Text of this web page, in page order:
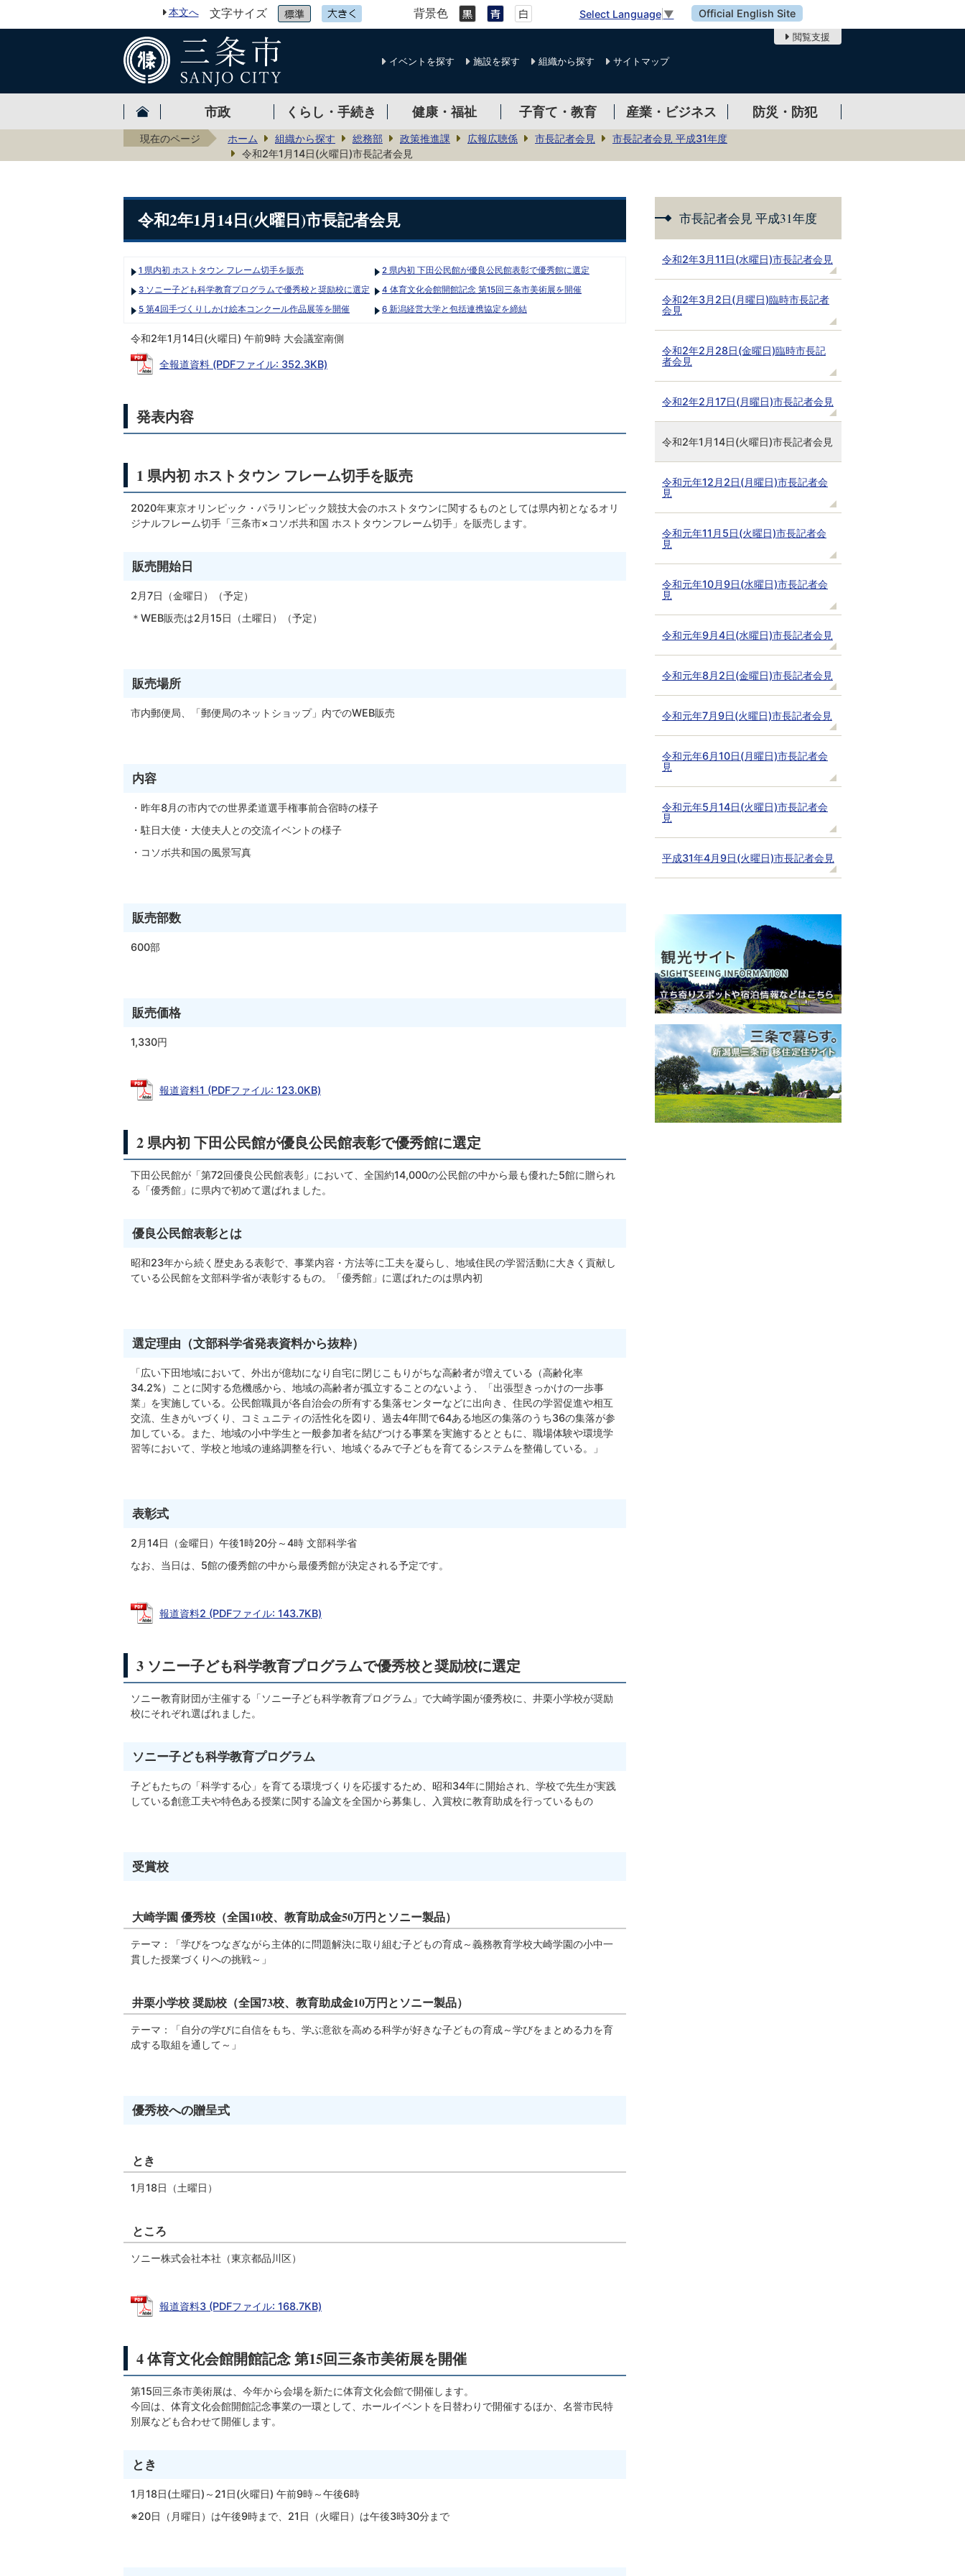
本文へ 文字サイズ 背景色 Select Language ▼ Official English Site
閲覧支援
イベントを探す 施設を探す 組織から探す サイトマップ
市政 くらし・手続き 健康・福祉 子育て・教育 産業・ビジネス 防災・防犯
現在のページ ホーム 組織から探す 総務部 政策推進課 広報広聴係 市長記者会見
市長記者会見 平成31年度
令和2年1月14日(火曜日)市長記者会見
令和2年1月14日(火曜日)市長記者会見
1 県内初 ホストタウン フレーム切手を販売
2 県内初 下田公民館が優良公民館表彰で優秀館に選定
3 ソニー子ども科学教育プログラムで優秀校と奨励校に選定
4 体育文化会館開館記念 第15回三条市美術展を開催
5 第4回手づくりしかけ絵本コンクール作品展等を開催
6 新潟経営大学と包括連携協定を締結
令和2年1月14日(火曜日) 午前9時 大会議室南側
全報道資料 (PDFファイル: 352.3KB)
発表内容
1 県内初 ホストタウン フレーム切手を販売
2020年東京オリンピック・パラリンピック競技大会のホストタウンに関するものとしては県内初となるオリ
ジナルフレーム切手「三条市×コソボ共和国 ホストタウンフレーム切手」を販売します。
販売開始日
2月7日（金曜日）（予定）
＊WEB販売は2月15日（土曜日）（予定）
販売場所
市内郵便局、「郵便局のネットショップ」内でのWEB販売
内容
・昨年8月の市内での世界柔道選手権事前合宿時の様子
・駐日大使・大使夫人との交流イベントの様子
・コソボ共和国の風景写真
販売部数
600部
販売価格
1,330円
報道資料1 (PDFファイル: 123.0KB)
2 県内初 下田公民館が優良公民館表彰で優秀館に選定
下田公民館が「第72回優良公民館表彰」において、全国約14,000の公民館の中から最も優れた5館に贈られ
る「優秀館」に県内で初めて選ばれました。
優良公民館表彰とは
昭和23年から続く歴史ある表彰で、事業内容・方法等に工夫を凝らし、地域住民の学習活動に大きく貢献し
ている公民館を文部科学省が表彰するもの。「優秀館」に選ばれたのは県内初
選定理由（文部科学省発表資料から抜粋）
「広い下田地域において、外出が億劫になり自宅に閉じこもりがちな高齢者が増えている（高齢化率
34.2%）ことに関する危機感から、地域の高齢者が孤立することのないよう、「出張型きっかけの一歩事
業」を実施している。公民館職員が各自治会の所有する集落センターなどに出向き、住民の学習促進や相互
交流、生きがいづくり、コミュニティの活性化を図り、過去4年間で64ある地区の集落のうち36の集落が参
加している。また、地域の小中学生と一般参加者を結びつける事業を実施するとともに、職場体験や環境学
習等において、学校と地域の連絡調整を行い、地域ぐるみで子どもを育てるシステムを整備している。」
表彰式
2月14日（金曜日）午後1時20分～4時 文部科学省
なお、当日は、5館の優秀館の中から最優秀館が決定される予定です。
報道資料2 (PDFファイル: 143.7KB)
3 ソニー子ども科学教育プログラムで優秀校と奨励校に選定
ソニー教育財団が主催する「ソニー子ども科学教育プログラム」で大崎学園が優秀校に、井栗小学校が奨励
校にそれぞれ選ばれました。
ソニー子ども科学教育プログラム
子どもたちの「科学する心」を育てる環境づくりを応援するため、昭和34年に開始され、学校で先生が実践
している創意工夫や特色ある授業に関する論文を全国から募集し、入賞校に教育助成を行っているもの
受賞校
大崎学園 優秀校（全国10校、教育助成金50万円とソニー製品）
テーマ：「学びをつなぎながら主体的に問題解決に取り組む子どもの育成～義務教育学校大崎学園の小中一
貫した授業づくりへの挑戦～」
井栗小学校 奨励校（全国73校、教育助成金10万円とソニー製品）
テーマ：「自分の学びに自信をもち、学ぶ意欲を高める科学が好きな子どもの育成～学びをまとめる力を育
成する取組を通して～」
優秀校への贈呈式
とき
1月18日（土曜日）
ところ
ソニー株式会社本社（東京都品川区）
報道資料3 (PDFファイル: 168.7KB)
4 体育文化会館開館記念 第15回三条市美術展を開催
第15回三条市美術展は、今年から会場を新たに体育文化会館で開催します。
今回は、体育文化会館開館記念事業の一環として、ホールイベントを日替わりで開催するほか、名誉市民特
別展なども合わせて開催します。
とき
1月18日(土曜日)～21日(火曜日) 午前9時～午後6時
※20日（月曜日）は午後9時まで、21日（火曜日）は午後3時30分まで
市長記者会見 平成31年度
令和2年3月11日(水曜日)市長記者会見
令和2年3月2日(月曜日)臨時市長記者
会見
令和2年2月28日(金曜日)臨時市長記
者会見
令和2年2月17日(月曜日)市長記者会見
令和2年1月14日(火曜日)市長記者会見
令和元年12月2日(月曜日)市長記者会
見
令和元年11月5日(火曜日)市長記者会
見
令和元年10月9日(水曜日)市長記者会
見
令和元年9月4日(水曜日)市長記者会見
令和元年8月2日(金曜日)市長記者会見
令和元年7月9日(火曜日)市長記者会見
令和元年6月10日(月曜日)市長記者会
見
令和元年5月14日(火曜日)市長記者会
見
平成31年4月9日(火曜日)市長記者会見